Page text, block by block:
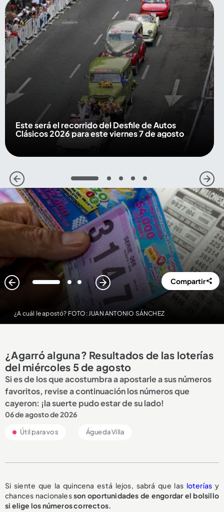
Este será el recorrido del Desfile de Autos
Clásicos 2026 para este viernes 7 de agosto
1 2 3 4 5
¿A cuál le apostó? FOTO: JUAN ANTONIO SÁNCHEZ
1 2 3 Compartir
¿Agarró alguna? Resultados de las loterías
del miércoles 5 de agosto
Si es de los que acostumbra a apostarle a sus números
favoritos, revise a continuación los números que
cayeron: ¡la suerte pudo estar de su lado!
06 de agosto de 2026
Útil para vos Águeda Villa
Si siente que la quincena está lejos, sabrá que las loterías y
chances nacionalesson oportunidades de engordar el bolsillo
si elige los números correctos.